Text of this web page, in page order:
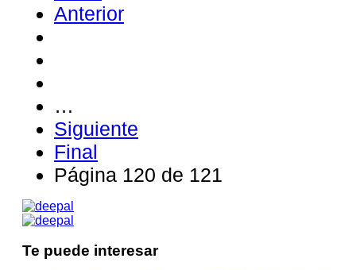
Anterior
…
Siguiente
Final
Página 120 de 121
Te puede interesar